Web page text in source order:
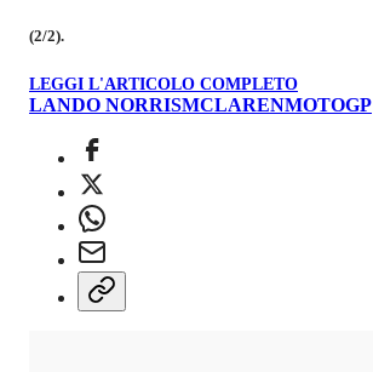
(2/2).
LEGGI L'ARTICOLO COMPLETO
LANDO NORRISMCLARENMOTOGP